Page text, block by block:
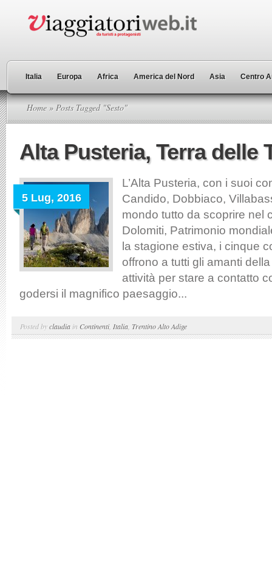
Italia Europa Africa America del Nord Asia Centro
Home » Posts Tagged "Sesto"
Alta Pusteria, Terra delle
5 Lug, 2016
L’Alta Pusteria, con i suoi
Candido, Dobbiaco,
mondo tutto da scoprire nel
Dolomiti, Patrimonio
la stagione estiva, i cinque
offrono a tutti gli amanti
attività per stare a contatto
godersi il magnifico paesaggio...
Posted byclaudia in Continenti, Italia Trentino Alto Adige